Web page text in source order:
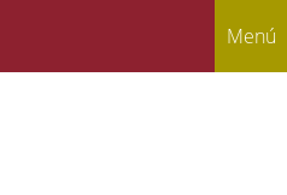
Menú